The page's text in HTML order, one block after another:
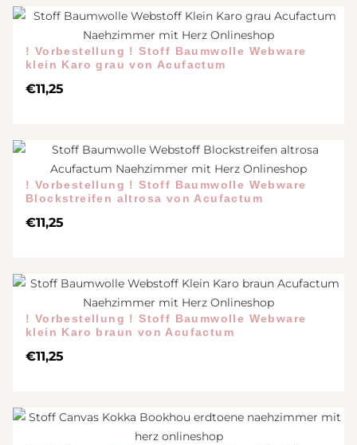
! Vorbestellung ! Stoff Baumwolle Webware
klein Karo grau von Acufactum
€11,25
! Vorbestellung ! Stoff Baumwolle Webware
Blockstreifen altrosa von Acufactum
€11,25
! Vorbestellung ! Stoff Baumwolle Webware
klein Karo braun von Acufactum
€11,25